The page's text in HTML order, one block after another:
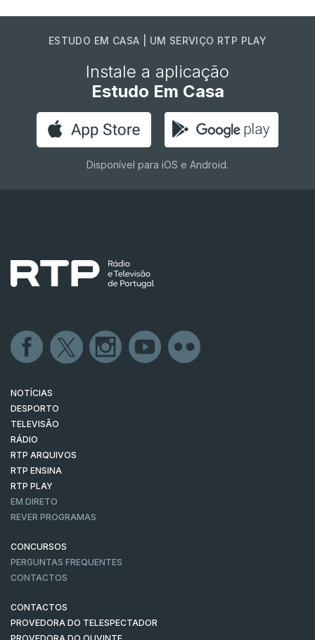
ESTUDO EM CASA | UM SERVIÇO RTP PLAY
Instale a aplicação
Estudo Em Casa
Disponível para iOS e Android.
NOTÍCIAS
DESPORTO
TELEVISÃO
RÁDIO
RTP ARQUIVOS
RTP ENSINA
RTP PLAY
EM DIRETO
REVER PROGRAMAS
CONCURSOS
PERGUNTAS FREQUENTES
CONTACTOS
CONTACTOS
PROVEDORA DO TELESPECTADOR